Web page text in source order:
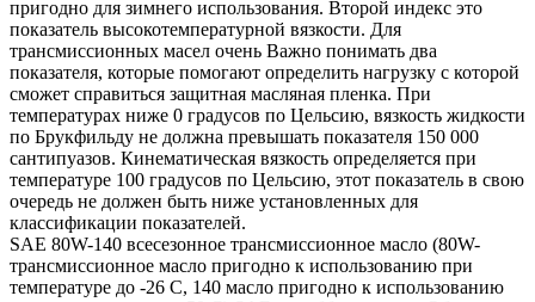
пригодно для зимнего использования. Второй индекс это
показатель высокотемпературной вязкости. Для
трансмиссионных масел очень Важно понимать два
показателя, которые помогают определить нагрузку с которой
сможет справиться защитная масляная пленка. При
температурах ниже 0 градусов по Цельсию, вязкость жидкости
по Брукфильду не должна превышать показателя 150 000
сантипуазов. Кинематическая вязкость определяется при
температуре 100 градусов по Цельсию, этот показатель в свою
очередь не должен быть ниже установленных для
классификации показателей.
SAE 80W-140 всесезонное трансмиссионное масло (80W-
трансмиссионное масло пригодно к использованию при
температуре до -26 С, 140 масло пригодно к использованию